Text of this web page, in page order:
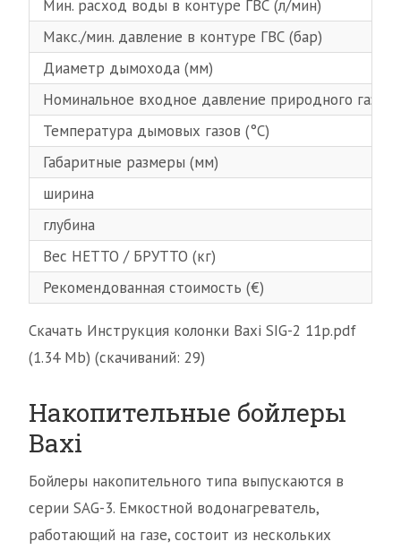
Мин. расход воды в контуре ГВС (л/мин)
Макс./мин. давление в контуре ГВС (бар)
Диаметр дымохода (мм)
Номинальное входное давление природного газа
Температура дымовых газов (°С)
Габаритные размеры (мм)
ширина
глубина
Вес НЕТТО / БРУТТО (кг)
Рекомендованная стоимость (€)
Скачать Инструкция колонки Baxi SIG-2 11p.pdf
(1.34 Mb) (cкачиваний: 29)
Накопительные бойлеры
Baxi
Бойлеры накопительного типа выпускаются в
серии SAG-3. Емкостной водонагреватель,
работающий на газе, состоит из нескольких